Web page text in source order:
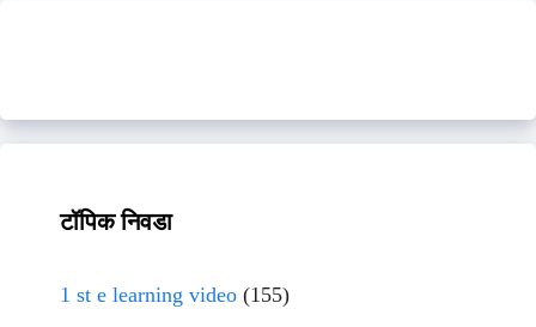
टॉपिक निवडा
1 st e learning video (155)